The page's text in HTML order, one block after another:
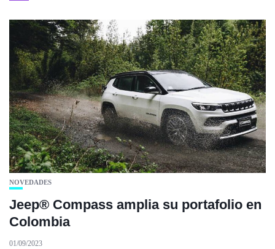
NOVEDADES
Jeep® Compass amplia su portafolio en
Colombia
01/09/2023